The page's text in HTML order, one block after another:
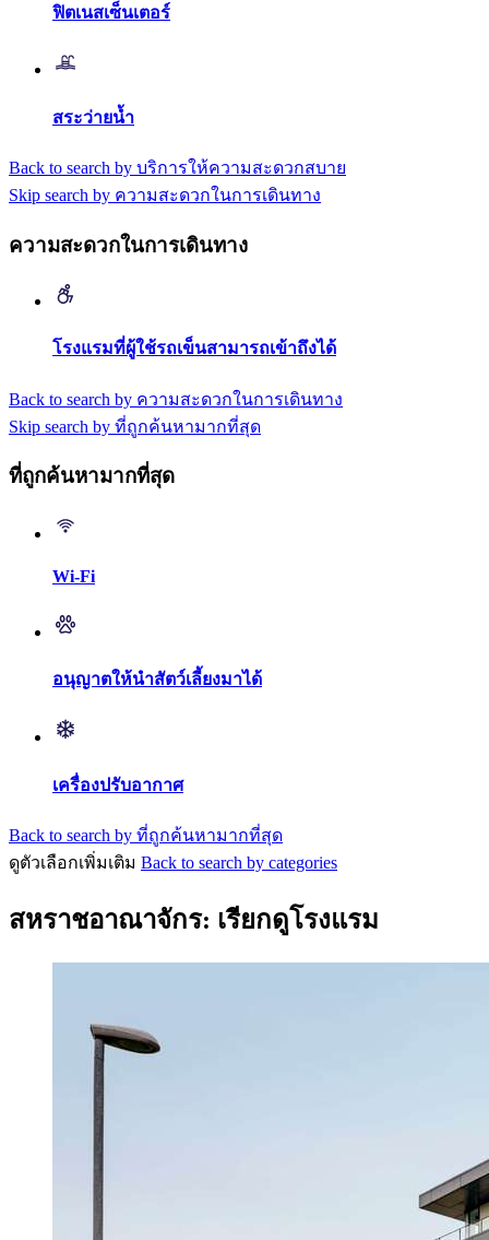
ฟิตเนสเซ็นเตอร์
สระว่ายน้ำ
Back to search by บริการให้ความสะดวกสบาย
Skip search by ความสะดวกในการเดินทาง
ความสะดวกในการเดินทาง
โรงแรมที่ผู้ใช้รถเข็นสามารถเข้าถึงได้
Back to search by ความสะดวกในการเดินทาง
Skip search by ที่ถูกค้นหามากที่สุด
ที่ถูกค้นหามากที่สุด
Wi-Fi
อนุญาตให้นำสัตว์เลี้ยงมาได้
เครื่องปรับอากาศ
Back to search by ที่ถูกค้นหามากที่สุด
ดูตัวเลือกเพิ่มเติม Back to search by categories
สหราชอาณาจักร: เรียกดูโรงแรม